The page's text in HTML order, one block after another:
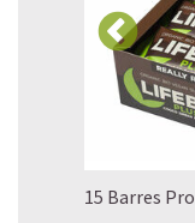
15 Barres